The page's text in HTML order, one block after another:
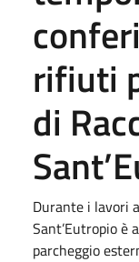
rifiuti
di
Durante i lavori
Sant’Eutropio è
parcheggio